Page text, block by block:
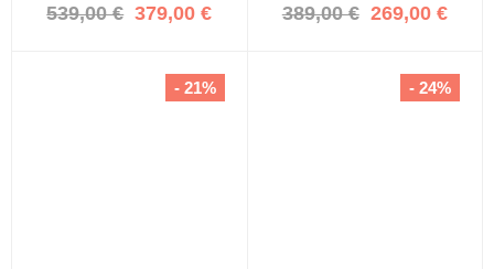
539,00 € 379,00 € 389,00 € 269,00 €
- 21% - 24%